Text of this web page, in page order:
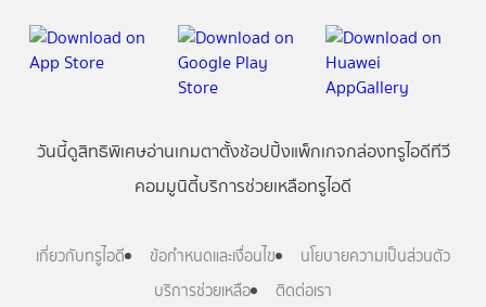
วันนี้ดูสิทธิพิเศษอ่านเกมตาตั้งช้อปปิ้งแพ็กเกจกล่องทรูไอดีทีวี
คอมมูนิตี้บริการช่วยเหลือทรูไอดี
เกี่ยวกับทรูไอดี ข้อกำหนดและเงื่อนไข
นโยบายความเป็นส่วนตัว
บริการช่วยเหลือ
ติดต่อเรา